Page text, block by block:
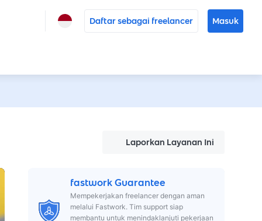
Daftar sebagai freelancer Masuk
Laporkan Layanan Ini
fastwork Guarantee
Mempekerjakan freelancer dengan aman
melalui Fastwork. Tim support siap
membantu untuk menindaklanjuti pekerjaan